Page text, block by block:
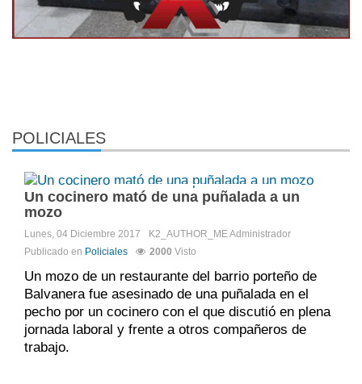
POLICIALES
Comments:DISQUS_COMMENTS
Un cocinero mató de una puñalada a un
mozo
Lunes, 04 Diciembre 2017 K2_AUTHOR_MEAdministrador
Publicado en Policiales 2000 Visto
Un mozo de un restaurante del barrio porteño de
Balvanera fue asesinado de una puñalada en el
pecho por un cocinero con el que discutió en plena
jornada laboral y frente a otros compañeros de
trabajo.